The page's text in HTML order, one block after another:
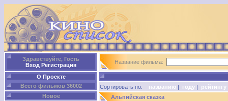
Здравствуйте, Гость
Вход Регистрация
О Проекте
Всего фильмов 36002
Новое
Название фильма:
Сортировать по: названию | году | рейтингу
Альпийская сказка